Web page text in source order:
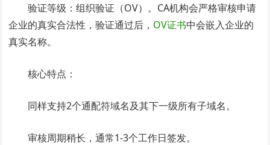
验证等级：组织验证（OV）。CA机构会严格审核申请
企业的真实合法性，验证通过后， OV证书中会嵌入企业的
真实名称。
核心特点：
同样支持2个通配符域名及其下一级所有子域名。
审核周期稍长，通常1-3个工作日签发。